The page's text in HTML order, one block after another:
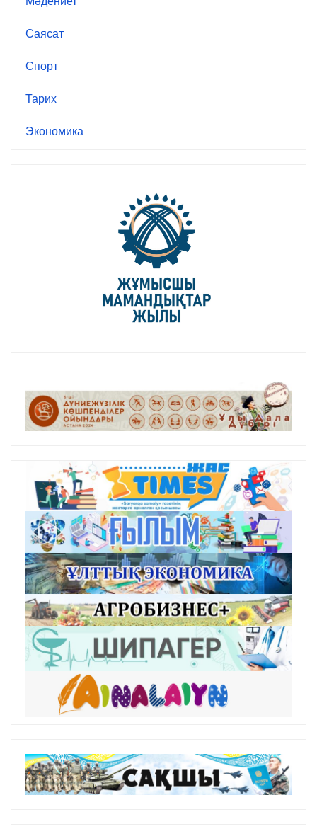
Саясат
Спорт
Тарих
Экономика